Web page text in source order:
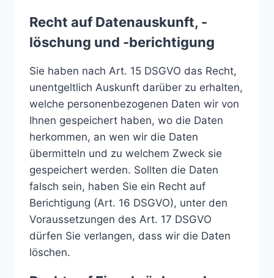
Recht auf Datenauskunft, -
löschung und -berichtigung
Sie haben nach Art. 15 DSGVO das Recht,
unentgeltlich Auskunft darüber zu erhalten,
welche personenbezogenen Daten wir von
Ihnen gespeichert haben, wo die Daten
herkommen, an wen wir die Daten
übermitteln und zu welchem Zweck sie
gespeichert werden. Sollten die Daten
falsch sein, haben Sie ein Recht auf
Berichtigung (Art. 16 DSGVO), unter den
Voraussetzungen des Art. 17 DSGVO
dürfen Sie verlangen, dass wir die Daten
löschen.